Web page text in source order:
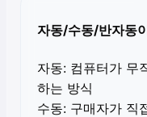
자동/수동/반자동
자동: 컴퓨터가 무
하는 방식
수동: 구매자가 직